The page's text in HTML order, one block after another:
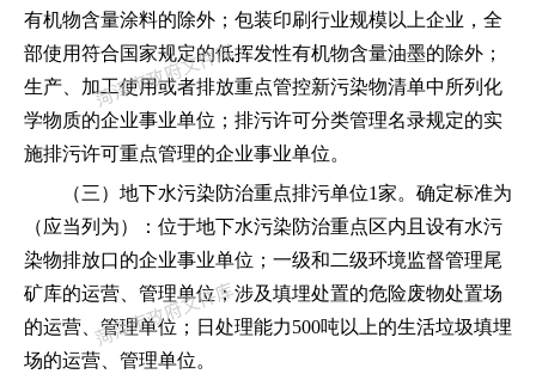
有机物含量涂料的除外；包装印刷行业规模以上企业，全
部使用符合国家规定的低挥发性有机物含量油墨的除外；
生产、加工使用或者排放重点管控新污染物清单中所列化
学物质的企业事业单位；排污许可分类管理名录规定的实
施排污许可重点管理的企业事业单位。
（三）地下水污染防治重点排污单位1家。确定标准为
（应当列为）：位于地下水污染防治重点区内且设有水污
染物排放口的企业事业单位；一级和二级环境监督管理尾
矿库的运营、管理单位；涉及填埋处置的危险废物处置场
的运营、管理单位；日处理能力500吨以上的生活垃圾填埋
场的运营、管理单位。